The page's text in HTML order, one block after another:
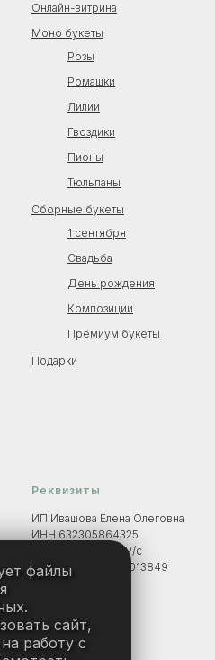
Онлайн-витрина
Моно букеты
Розы
Ромашки
Лилии
Гвоздики
Пионы
Тюльпаны
Сборные букеты
1 сентября
Свадьба
День рождения
Композиции
Премиум букеты
Подарки
Реквизиты
ИП Ивашова Елена Олеговна
ИНН 632305864325
Банк АО «ТБанк» Р/с
40802810600004013849
файлы
сайт,
работу с